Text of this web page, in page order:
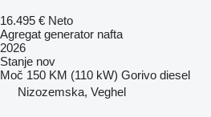
16.495 € Neto
Agregat generator nafta
2026
Stanje nov
Moč 150 KM (110 kW) Gorivo diesel
Nizozemska, Veghel